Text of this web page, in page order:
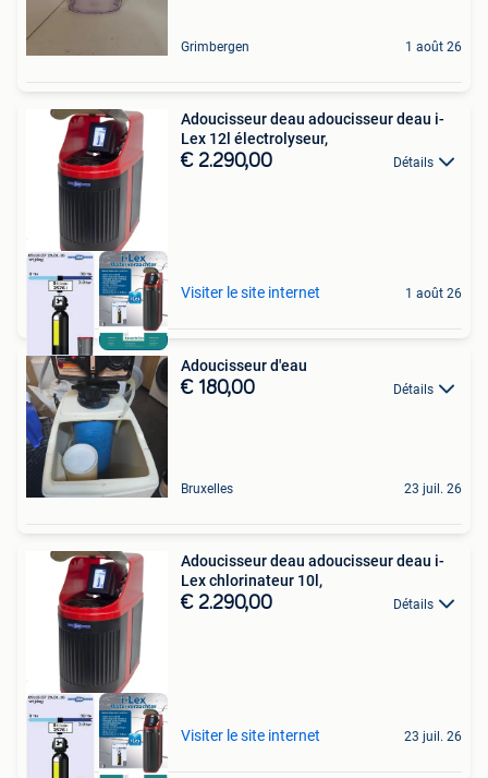
Grimbergen 1 août 26
Adoucisseur deau adoucisseur deau i-
Lex 12l électrolyseur,
€ 2.290,00 Détails
Visiter le site internet 1 août 26
Adoucisseur d'eau
€ 180,00 Détails
Bruxelles 23 juil. 26
Adoucisseur deau adoucisseur deau i-
Lex chlorinateur 10l,
€ 2.290,00 Détails
Visiter le site internet 23 juil. 26